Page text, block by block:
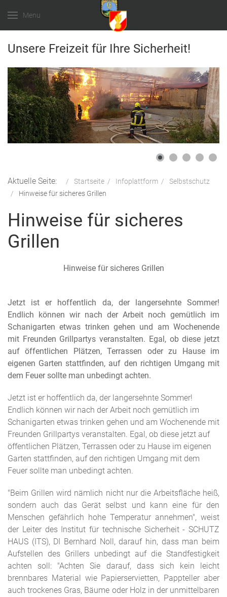
Menu
Unsere Freizeit für Ihre Sicherheit!
Aktuelle Seite: Startseite Infoplattform
Selbstschutz
Hinweise für sicheres Grillen
Hinweise für sicheres
Grillen
Hinweise für sicheres Grillen
Jetzt ist er hoffentlich da, der langersehnte Sommer!
Endlich können wir nach der Arbeit noch gemütlich im
Schanigarten etwas trinken gehen und am Wochenende
mit Freunden Grillpartys veranstalten. Egal, ob diese jetzt
auf öffentlichen Plätzen, Terrassen oder zu Hause im
eigenen Garten stattfinden, auf den richtigen Umgang mit
dem Feuer sollte man unbedingt achten.
Jetzt ist er hoffentlich da, der langersehnte Sommer!
Endlich können wir nach der Arbeit noch gemütlich im
Schanigarten etwas trinken gehen und am Wochenende mit
Freunden Grillpartys veranstalten. Egal, ob diese jetzt auf
öffentlichen Plätzen, Terrassen oder zu Hause im eigenen
Garten stattfinden, auf den richtigen Umgang mit dem
Feuer sollte man unbedingt achten.
"Beim Grillen wird nämlich nicht nur die Arbeitsfläche heiß,
sondern auch das Gerät selbst und kann eine für den
Menschen gefährlich hohe Temperatur annehmen", weist
der Leiter des Institut für technische Sicherheit - SCHUTZ
HAUS (ITS), DI Bernhard Noll, darauf hin, dass man beim
Aufstellen des Grillers unbedingt auf die Standfestigkeit
achten soll: "Achten Sie darauf, dass sich kein leicht
brennbares Material wie Papierservietten, Pappteller aber
auch trockenes Gras, Bäume oder Holz in der unmittelbaren